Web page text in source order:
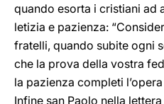
quando esorta i cristiani ad
letizia e pazienza:
fratelli, quando subite ogni
che la prova della vostra
la pazienza completi
Infine san Paolo nella